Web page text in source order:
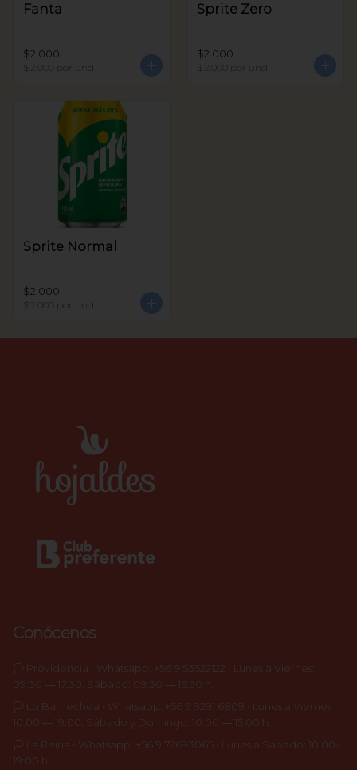
Fanta
$2.000
$2.000 por und
Sprite Zero
$2.000
$2.000 por und
Sprite Normal
$2.000
$2.000 por und
Conócenos
🏳️ Providencia • Whatsapp: +56 9 53522122 • Lunes a Viernes:
09:30 ― 17:30. Sábado: 09:30 ― 15:30 h.
🏳️ Lo Barnechea • Whatsapp: +56 9 9291 6809 • Lunes a Viernes
10:00 ― 19:00. Sábado y Domingo: 10:00 ― 15:00 h.
🏳️ La Reina • Whatsapp: +56 9 72693065 • Lunes a Sábado: 10:00-
19:00 h